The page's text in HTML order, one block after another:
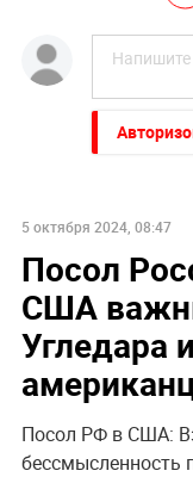
5 октября 2024, 08:47
Посол
США
Угледара
Посол РФ в США:
бессмысленность